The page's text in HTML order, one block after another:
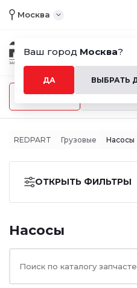
Ваш город Москва?
ДА ВЫБРАТЬ
Москва
Меню
REDPART Грузовые Насосы
ОТКРЫТЬ ФИЛЬТРЫ
Насосы